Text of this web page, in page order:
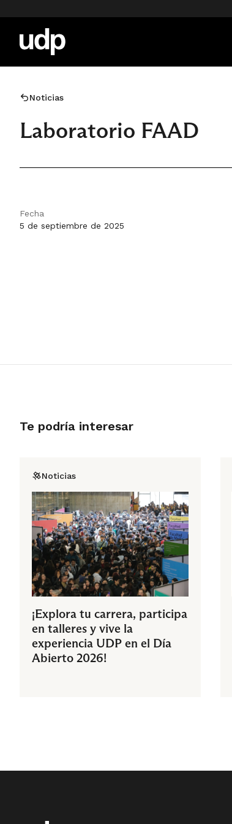
Noticias
Laboratorio FAAD
Fecha
5 de septiembre de 2025
Te podría interesar
Noticias
¡Explora tu carrera, participa
en talleres y vive la
experiencia UDP en el Día
Abierto 2026!